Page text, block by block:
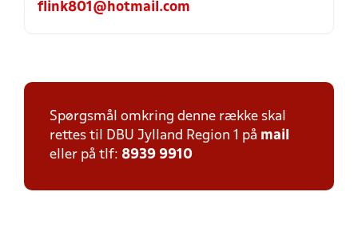
flink801@hotmail.com
Spørgsmål omkring denne række skal
rettes til DBU Jylland Region 1 på mail
eller på tlf: 8939 9910